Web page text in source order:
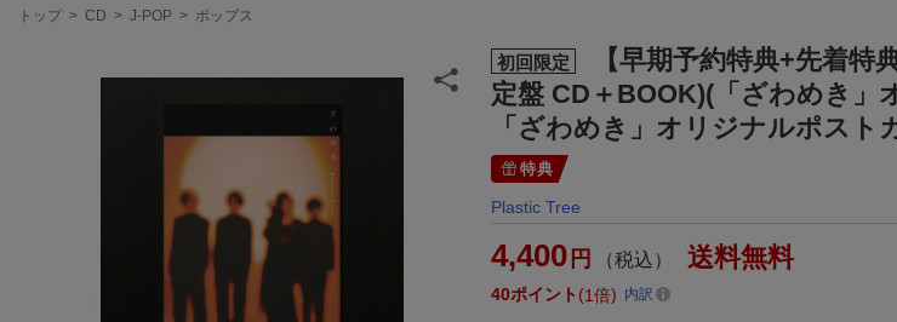
現
トップ > CD > J-POP > ポップス
初回限定
【早期予約特典+先着特
定盤 CD＋BOOK)(「ざわめき」
「ざわめき」オリジナルポスト
特典
Plastic Tree
4,400 円 （税込） 送料無料
40ポイント 1倍 内訳